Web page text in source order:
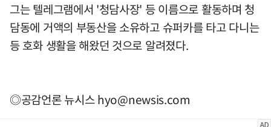
그는 텔레그램에서 '청담사장' 등 이름으로 활동하며 청
담동에 거액의 부동산을 소유하고 슈퍼카를 타고 다니는
등 호화 생활을 해왔던 것으로 알려졌다.
◎공감언론 뉴시스hyo@newsis.com